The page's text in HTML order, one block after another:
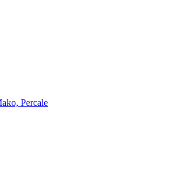
Percale